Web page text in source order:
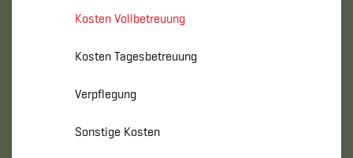
Kosten Vollbetreuung
Kosten Tagesbetreuung
Verpflegung
Sonstige Kosten